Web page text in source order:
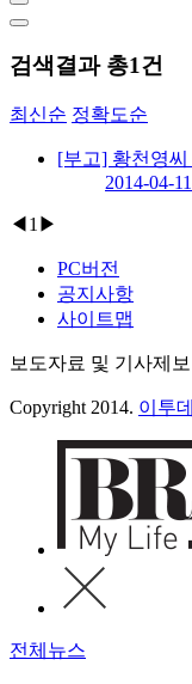
검색결과 총1건
최신순 정확도순
[부고] 황천영
2014-04-
◀ 1 ▶
PC버전
공지사항
사이트맵
보도자료 및 기사제보
Copyright 2014. 이투
전체뉴스